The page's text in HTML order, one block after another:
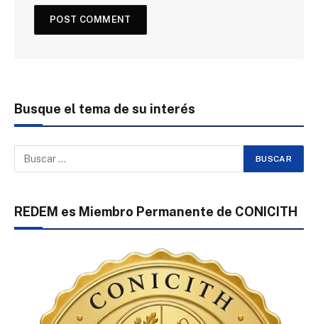
Busque el tema de su interés
REDEM es Miembro Permanente de CONICITH